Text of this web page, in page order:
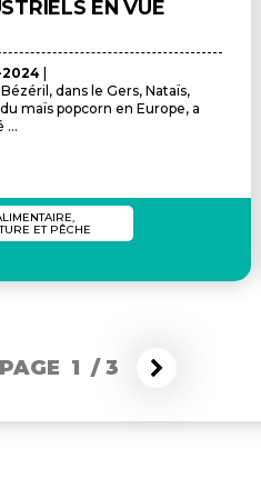
EN VUE
dans le Gers, Nataïs,
maïs popcorn en Europe, a
...
ET PÊCHE
PAGE 1 /3